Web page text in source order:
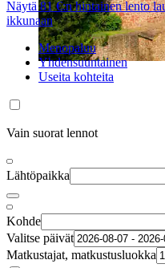
Näytä 81 €:n hintainen lento
ikkunaan
Menopaluu
Yhdensuuntainen
Useita kohteita
Vain suorat lennot
Lähtöpaikka
Kohde
Valitse päivät
Matkustajat, matkustusluokka